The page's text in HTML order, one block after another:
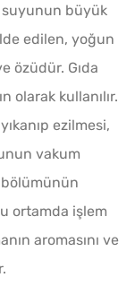
suyunun büyük
edilen, yoğun
özüdür. Gıda
olarak kullanılır.
ezilmesi,
vakum
bölümünün
ortamda işlem
aromasını ve